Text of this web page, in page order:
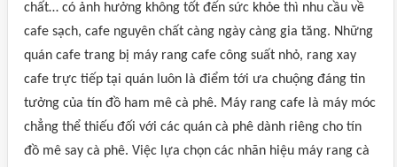
chất… có ảnh hưởng không tốt đến sức khỏe thì nhu cầu về
cafe sạch, cafe nguyên chất càng ngày càng gia tăng. Những
quán cafe trang bị máy rang cafe công suất nhỏ, rang xay
cafe trực tiếp tại quán luôn là điểm tới ưa chuộng đáng tin
tưởng của tín đồ ham mê cà phê. Máy rang cafe là máy móc
chẳng thể thiếu đối với các quán cà phê dành riêng cho tín
đồ mê say cà phê. Việc lựa chọn các nhãn hiệu máy rang cà